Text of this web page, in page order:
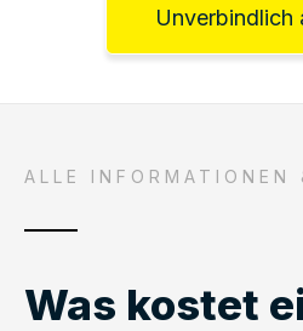
Unverbindlich
ALLE INFORMATIONEN
Was kostet